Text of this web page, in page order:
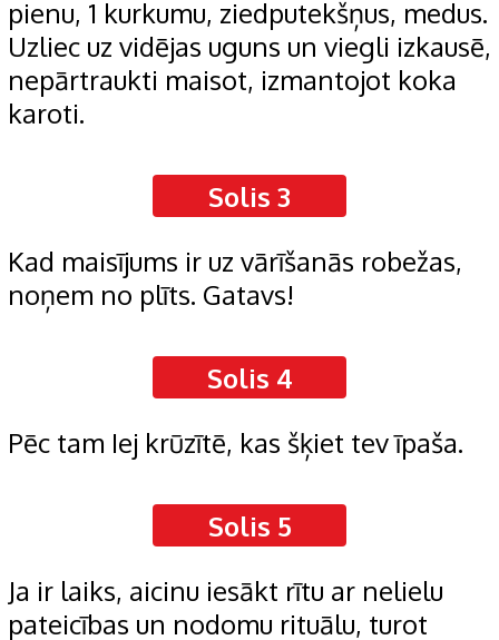
pienu, 1 kurkumu, ziedputekšņus, medus.
Uzliec uz vidējas uguns un viegli izkausē,
nepārtraukti maisot, izmantojot koka
karoti.
Solis 3
Kad maisījums ir uz vārīšanās robežas,
noņem no plīts. Gatavs!
Solis 4
Pēc tam Iej krūzītē, kas šķiet tev īpaša.
Solis 5
Ja ir laiks, aicinu iesākt rītu ar nelielu
pateicības un nodomu rituālu, turot